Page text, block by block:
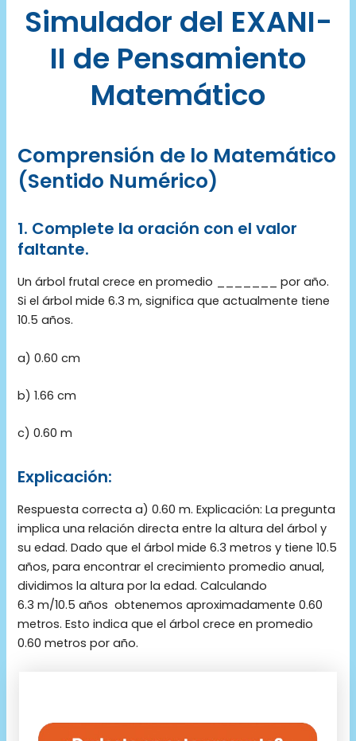
Simulador del EXANI-
II de Pensamiento
Matemático
Comprensión de lo Matemático
(Sentido Numérico)
1. Complete la oración con el valor
faltante.
Un árbol frutal crece en promedio _______ por año.
Si el árbol mide 6.3 m, significa que actualmente tiene
10.5 años.
a) 0.60 cm
b) 1.66 cm
c) 0.60 m
Explicación:
Respuesta correcta a) 0.60 m. Explicación: La pregunta
implica una relación directa entre la altura del árbol y
su edad. Dado que el árbol mide 6.3 metros y tiene 10.5
años, para encontrar el crecimiento promedio anual,
dividimos la altura por la edad. Calculando
6.3 m/10.5 años ​ obtenemos aproximadamente 0.60
metros. Esto indica que el árbol crece en promedio
0.60 metros por año.